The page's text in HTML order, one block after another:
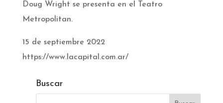
Doug Wright se presenta en el Teatro
Metropolitan.
15 de septiembre 2022
https://www.lacapital.com.ar/
Buscar